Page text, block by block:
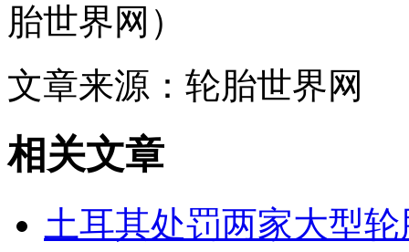
胎世界网）
文章来源：轮胎世界网
相关文章
土耳其处罚两家大型